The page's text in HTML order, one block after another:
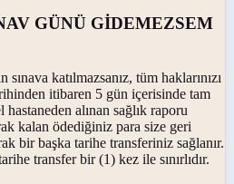
GÜNÜ GİDEMEZSEM
katılmazsanız, tüm haklarınızı
itibaren 5 gün içerisinde tam
alınan sağlık raporu
kalan ödediğiniz para size geri
bir başka tarihe transferiniz sağlanır.
transfer bir (1) kez ile sınırlıdır.